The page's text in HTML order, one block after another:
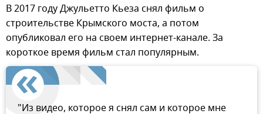
В 2017 году Джульетто Кьеза снял фильм о
строительстве Крымского моста, а потом
опубликовал его на своем интернет-канале. За
короткое время фильм стал популярным.
"Из видео, которое я снял сам и которое мне